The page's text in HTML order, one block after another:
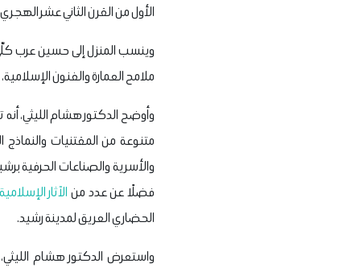
الأول من القرن الثاني عشر
ملامح العمارة والفنون
متنوعة من المقتنيات
والأسرية والصناعات
فضلًا عن عدد من الآثار الإسلامية
الحضاري العريق لمدينة رشيد.
واستعرض الدكتور هشام